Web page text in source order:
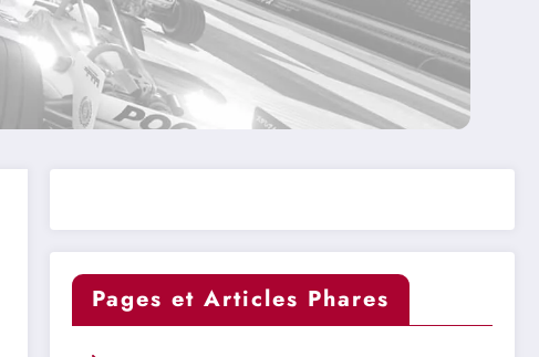
Pages et Articles Phares